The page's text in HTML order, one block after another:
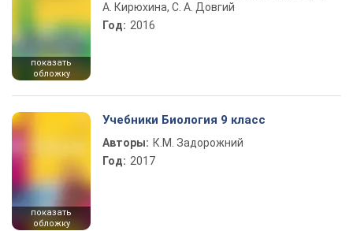
показать
обложку
А. Кирюхина, С. А. Довгий
Год: 2016
показать
обложку
Учебники Биология 9 класс
Авторы: К.М. Задорожний
Год: 2017